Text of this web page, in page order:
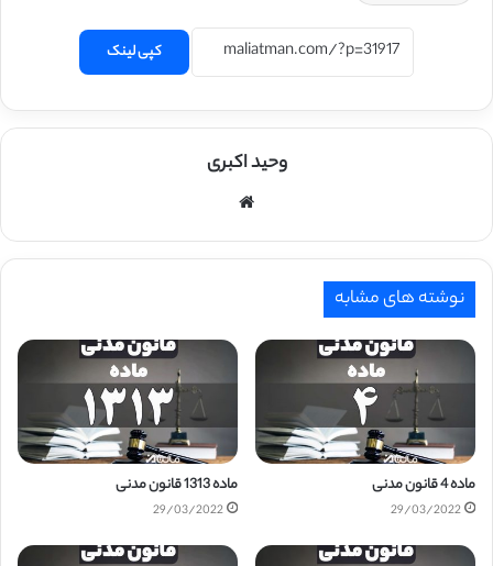
کپی لینک
وحید اکبری
نوشته های مشابه
ماده 4 قانون مدنی
29/03/2022
ماده 1313 قانون مدنی
29/03/2022